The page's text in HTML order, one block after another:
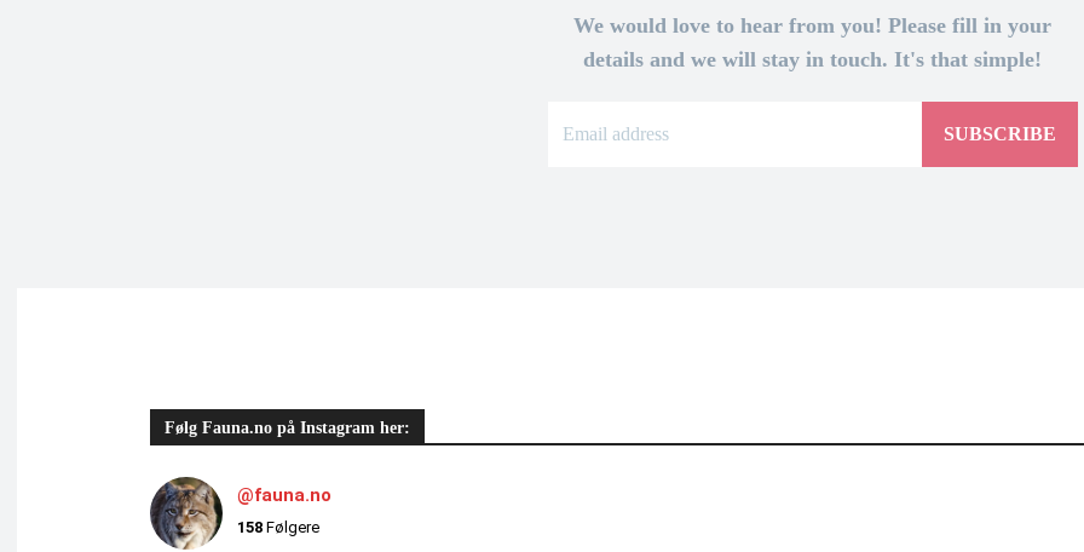
We would love to hear from you! Please fill in your
details and we will stay in touch. It's that simple!
SUBSCRIBE
Følg Fauna.no på Instagram her:
@fauna.no
158 Følgere